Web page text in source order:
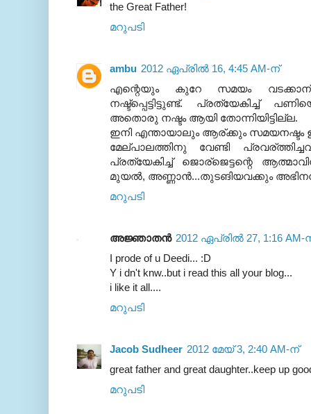
the Great Father!
മറുപടി
ambu 2012 ഏപ്രിൽ 16, 4:45 AM-ന്
എന്റെയും കുറേ സമയം
നഷ്ട്പ്പെട്ടിട്ടുണ്ട്. പ്രത്യേകിച്ച്
അതൊരു നഷ്ടം ആയി തോന്നിയിട്ടില്ല.
ഇനി എന്തായാലും ആര്ക്കും സമയനഷ്ടം
മേല്പാലത്തിനു വേണ്ടി
പ്രത്യേകിച്ച് ജൊര്ജെട്ടന്റെ
മുയല്‍, അണ്ണാന്‍...തുടങിയവക്കും
മറുപടി
അജ്ഞാതന്‍ 2012 ഏപ്രിൽ 27, 1:16 AM-
I prode of u Deedi... :D
Y i dn't knw..but i read this all your blog...
i like it all....
മറുപടി
Jacob Sudheer 2012 മേയ് 3, 2:40 AM-ന്
great father and great daughter..keep up
മറുപടി